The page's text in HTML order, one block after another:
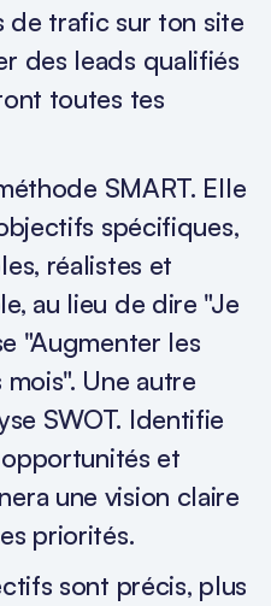
de trafic sur ton site
des leads qualifiés
toutes tes
SMART. Elle
spécifiques,
réalistes et
au lieu de dire "Je
"Augmenter les
Une autre
SWOT. Identifie
et
une vision claire
priorités.
sont précis, plus